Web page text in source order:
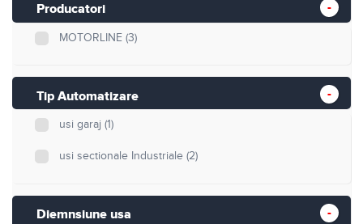
Producatori
MOTORLINE (3)
Tip Automatizare
usi garaj (1)
usi sectionale Industriale (2)
Diemnsiune usa